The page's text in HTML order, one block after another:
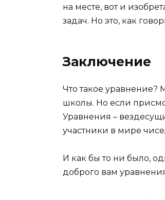
на месте, вот и
задач. Но это, как
Заключение
Что такое уравнение?
школы. Но если
Уравнения –
участники в мире
И как бы то ни было,
доброго вам